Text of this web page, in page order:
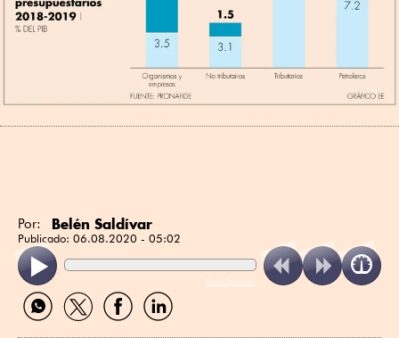
Por: Belén Saldívar
Publicado: 06.08.2020 - 05:02
ReadSpeaker
Compartir
por
Compartir
por
Compartir
por
Compartir
por